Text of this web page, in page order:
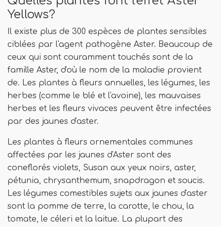
Yellows?
Il existe plus de 300 espèces de plantes sensibles
ciblées par l'agent pathogène Aster. Beaucoup de
ceux qui sont couramment touchés sont de la
famille Aster, d'où le nom de la maladie provient
de. Les plantes à fleurs annuelles, les légumes, les
herbes (comme le blé et l'avoine), les mauvaises
herbes et les fleurs vivaces peuvent être infectées
par des jaunes d'aster.
Les plantes à fleurs ornementales communes
affectées par les jaunes d'Aster sont des
coneflorés violets, Susan aux yeux noirs, aster,
pétunia, chrysanthemum, snapdragon et soucis.
Les légumes comestibles sujets aux jaunes d'aster
sont la pomme de terre, la carotte, le chou, la
tomate, le céleri et la laitue. La plupart des